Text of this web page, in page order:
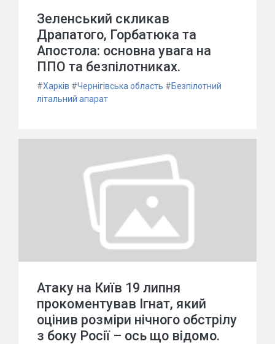
Зеленський скликав
Драпатого, Горбатюка та
Апостола: основна увага на
ППО та безпілотниках.
#Харків #Чернігівська область #Безпілотний
літальний апарат
Атаку на Київ 19 липня
прокоментував Ігнат, який
оцінив розміри нічного обстрілу
з боку Росії – ось що відомо.